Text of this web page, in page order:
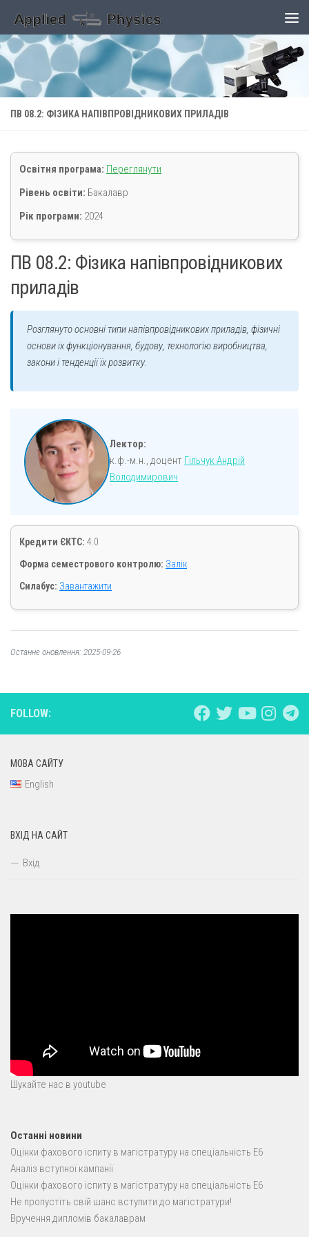
Skip to content
ПВ 08.2: ФІЗИКА НАПІВПРОВІДНИКОВИХ ПРИЛАДІВ
Освітня програма: Переглянути
Рівень освіти: Бакалавр
Рік програми: 2024
ПВ 08.2: Фізика напівпровідникових
приладів
Розглянуто основні типи напівпровідникових приладів, фізичні
основи їх функціонування, будову, технологію виробництва,
закони і тенденції їх розвитку.
Лектор:
к.ф.-м.н., доцент Гільчук Андрій
Володимирович
Кредити ЄКТС: 4.0
Форма семестрового контролю: Залік
Силабус: Завантажити
Останнє оновлення: 2025-09-26
FOLLOW:
МОВА САЙТУ
English
ВХІД НА САЙТ
Вхід
Шукайте нас в youtube
Останні новини
Оцінки фахового іспиту в магістратуру на спеціальність E6
Аналіз вступної кампанії
Оцінки фахового іспиту в магістратуру на спеціальність E6
Не пропустіть свій шанс вступити до магістратури!
Вручення дипломів бакалаврам